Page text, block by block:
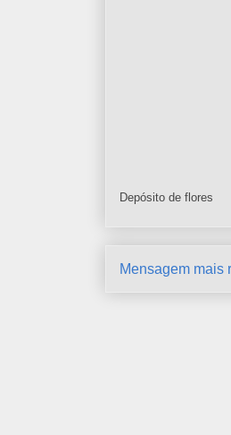
Depósito de flores
Mensagem mais